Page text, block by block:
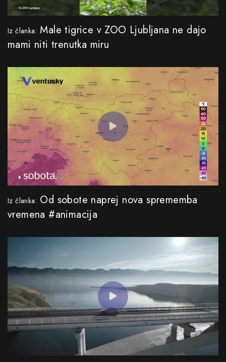
Iz članka: Male tigrice v ZOO Ljubljana ne dajo
mami niti trenutka miru
Iz članka: Od sobote naprej nova sprememba
vremena #animacija